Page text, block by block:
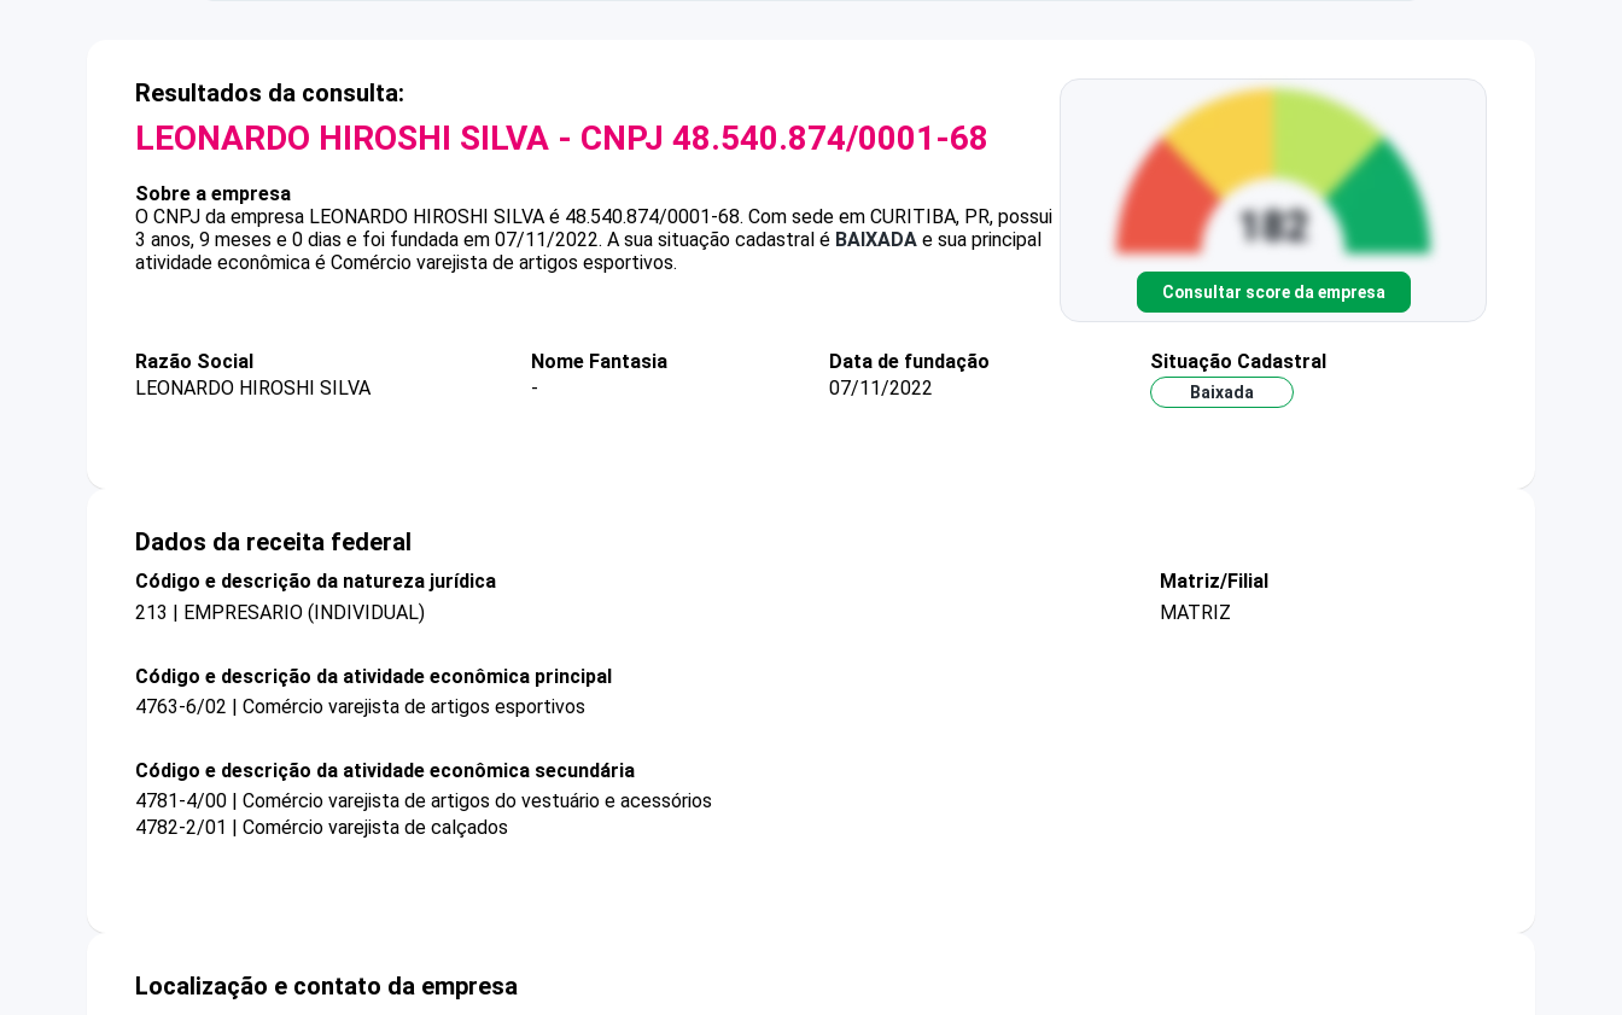
Resultados da consulta:
LEONARDO HIROSHI SILVA - CNPJ 48.540.874/0001-68
Sobre a empresa
O CNPJ da empresa LEONARDO HIROSHI SILVA é 48.540.874/0001-68. Com sede em CURITIBA, PR, possui
3 anos, 9 meses e 0 dias e foi fundada em 07/11/2022. A sua situação cadastral é BAIXADA e sua principal
atividade econômica é Comércio varejista de artigos esportivos.
Consultar score da empresa
Razão Social
LEONARDO HIROSHI SILVA
Nome Fantasia
-
Data de fundação
07/11/2022
Situação Cadastral
Baixada
Dados da receita federal
Código e descrição da natureza jurídica
213 | EMPRESARIO (INDIVIDUAL)
Matriz/Filial
MATRIZ
Código e descrição da atividade econômica principal
4763-6/02 | Comércio varejista de artigos esportivos
Código e descrição da atividade econômica secundária
4781-4/00 | Comércio varejista de artigos do vestuário e acessórios
4782-2/01 | Comércio varejista de calçados
Localização e contato da empresa